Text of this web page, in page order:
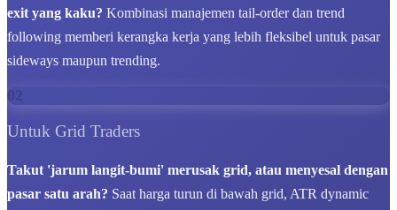
exit yang kaku? Kombinasi manajemen tail-order dan trend
following memberi kerangka kerja yang lebih fleksibel untuk pasar
sideways maupun trending.
02
Untuk Grid Traders
Takut 'jarum langit-bumi' merusak grid, atau menyesal dengan
pasar satu arah? Saat harga turun di bawah grid, ATR dynamic